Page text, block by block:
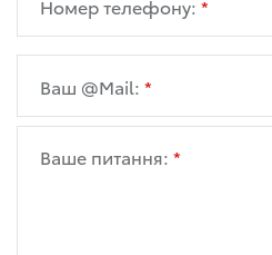
Номер телефону:
Ваш @Mail:
Ваше питання: